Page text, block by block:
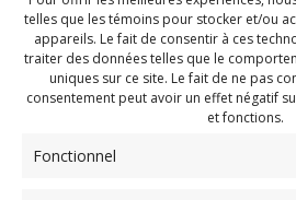
telles que les témoins pour stocker et/ou
appareils. Le fait de consentir à ces
traiter des données telles que le
uniques sur ce site. Le fait de ne pas
consentement peut avoir un effet négatif
et fonctions.
Fonctionnel